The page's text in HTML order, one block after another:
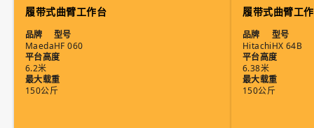
履带式曲臂工作台
品牌
Maeda
型号
HF 060
平台高度
6.2米
最大载重
150公斤
履带式曲臂工
品牌
Hitachi
型号
HX 64B
平台高度
6.38米
最大载重
150公斤